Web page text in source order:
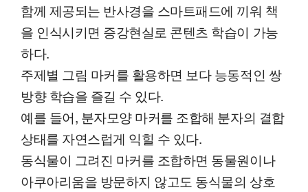
함께 제공되는 반사경을 스마트패드에 끼워 책
을 인식시키면 증강현실로 콘텐츠 학습이 가능
하다.
주제별 그림 마커를 활용하면 보다 능동적인 쌍
방향 학습을 즐길 수 있다.
예를 들어, 분자모양 마커를 조합해 분자의 결합
상태를 자연스럽게 익힐 수 있다.
동식물이 그려진 마커를 조합하면 동물원이나
아쿠아리움을 방문하지 않고도 동식물의 상호